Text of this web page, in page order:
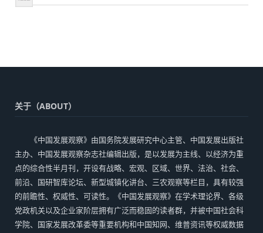
关于（ABOUT）
《中国发展观察》由国务院发展研究中心主管、中国发展出版社
主办、中国发展观察杂志社编辑出版，是以发展为主线、以经济为重
点的综合性半月刊，开设有战略、宏观、区域、世界、法治、社会、
前沿、国研智库论坛、新型城镇化讲台、三农观察等栏目，具有较强
的前瞻性、权威性、可读性。《中国发展观察》在学术理论界、各级
党政机关以及企业家阶层拥有广泛而稳固的读者群，并被中国社会科
学院、国家发展改革委等重要机构和中国知网、维普资讯等权威数据